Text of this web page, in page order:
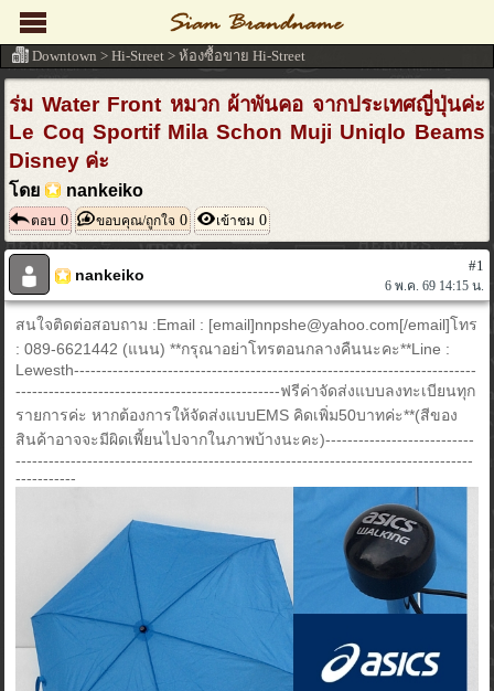
ร่ม Water Front หมวก ผ้าพันคอ จากประเทศญี่ปุ่นค่ะ
Le Coq Sportif Mila Schon Muji Uniqlo Beams
Disney ค่ะ
โดย nankeiko
ตอบ 0 ขอบคุณ/ถูกใจ 0 เข้าชม 0
nankeiko
#1
6 พ.ค. 69 14:15 น.
สนใจติดต่อสอบถาม :Email : [email]nnpshe@yahoo.com[/email]โทร
: 089-6621442 (แนน) **กรุณาอย่าโทรตอนกลางคืนนะคะ**Line :
Lewesth-------------------------------------------------------------------------
------------------------------------------------ฟรีค่าจัดส่งแบบลงทะเบียนทุก
รายการค่ะ หากต้องการให้จัดส่งแบบEMS คิดเพิ่ม50บาทค่ะ**(สีของ
สินค้าอาจจะมีผิดเพี้ยนไปจากในภาพบ้างนะคะ)---------------------------
-----------------------------------------------------------------------------------
-----------
Downtown > Hi-Street > ห้องซื้อขาย Hi-Street